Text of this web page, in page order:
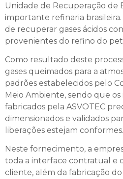
Unidade de Recuperação de
importante refinaria
de recuperar gases ácidos
provenientes do refino do
Como resultado deste
gases queimados para a
padrões estabelecidos pelo
Meio Ambiente, sendo que
fabricados pela ASVOTEC
dimensionados e validados
liberações estejam conformes.
Neste fornecimento, a
toda a interface contratual e
cliente, além da fabricação